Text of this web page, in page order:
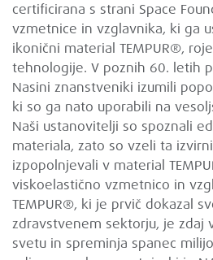
certificirana s strani Space
vzmetnice in vzglavnika, ki ga
ikonični material TEMPUR®,
tehnologije. V poznih 60. letih
Nasini znanstveniki izumili
ki so ga nato uporabili na
Naši ustanovitelji so spoznali
materiala, zato so vzeli ta
izpopolnjevali v material
viskoelastično vzmetnico in
TEMPUR®, ki je prvič dokazal
zdravstvenem sektorju, je zdaj
svetu in spreminja spanec